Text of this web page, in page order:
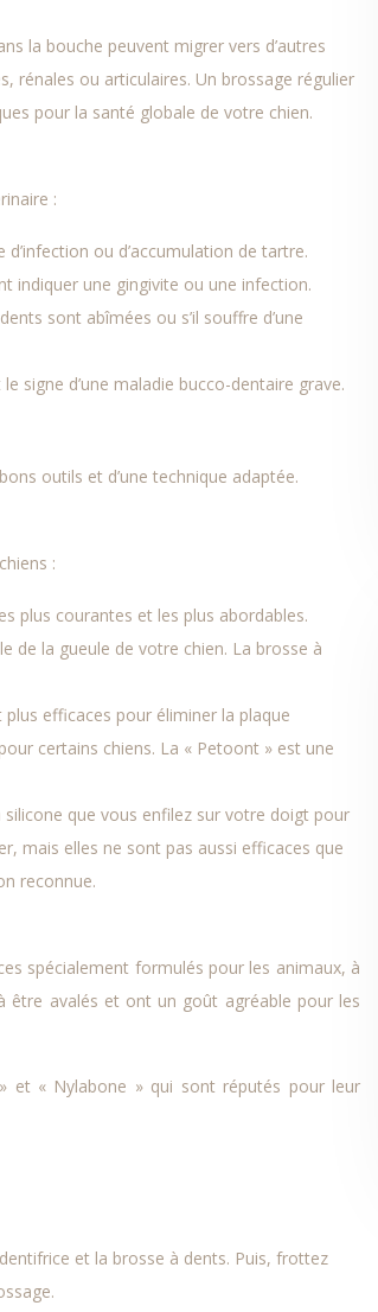
la bouche peuvent migrer vers d’autres
rénales ou articulaires. Un brossage régulier
pour la santé globale de votre chien.
:
ou d’accumulation de tartre.
indiquer une gingivite ou une infection.
sont abîmées ou s’il souffre d’une
signe d’une maladie bucco-dentaire grave.
outils et d’une technique adaptée.
:
plus courantes et les plus abordables.
de la gueule de votre chien. La brosse à
efficaces pour éliminer la plaque
certains chiens. La « Petoont » est une
que vous enfilez sur votre doigt pour
mais elles ne sont pas aussi efficaces que
reconnue.
spécialement formulés pour les animaux, à
être avalés et ont un goût agréable pour les
et « Nylabone » qui sont réputés pour leur
et la brosse à dents. Puis, frottez